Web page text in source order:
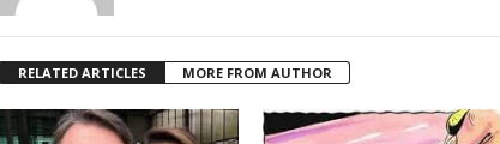
RELATED ARTICLES MORE FROM AUTHOR